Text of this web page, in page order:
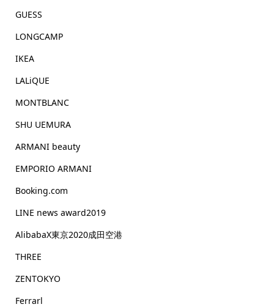
GUESS
LONGCAMP
IKEA
LALiQUE
MONTBLANC
SHU UEMURA
ARMANI beauty
EMPORIO ARMANI
Booking.com
LINE news award2019
AlibabaX東京2020成田空港
THREE
ZENTOKYO
Ferrarl